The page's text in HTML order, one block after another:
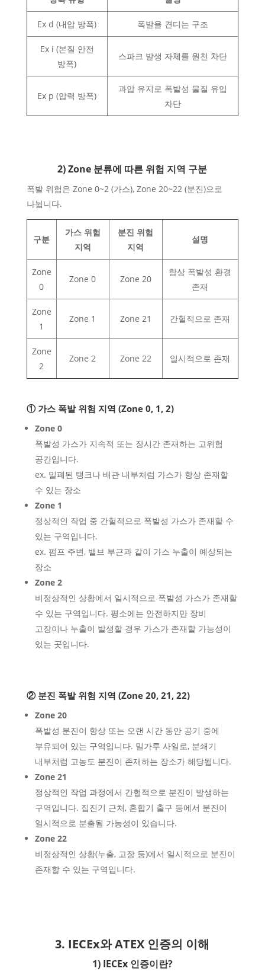
Ex d (내압 방폭) 폭발을 견디는 구조
Ex i (본질 안전
방폭)
스파크 발생 자체를 원천 차단
Ex p (압력 방폭)
과압 유지로 폭발성 물질 유입
차단
2) Zone 분류에 따른 위험 지역 구분
폭발 위험은 Zone 0~2 (가스), Zone 20~22 (분진)으로
나뉩니다.
구분
가스 위험
지역
분진 위험
지역
설명
Zone
0
Zone 0 Zone 20
항상 폭발성 환경
존재
Zone
1
Zone 1 Zone 21 간헐적으로 존재
Zone
2
Zone 2 Zone 22 일시적으로 존재
① 가스 폭발 위험 지역 (Zone 0, 1, 2)
Zone 0
폭발성 가스가 지속적 또는 장시간 존재하는 고위험
공간입니다.
ex. 밀폐된 탱크나 배관 내부처럼 가스가 항상 존재할
수 있는 장소
Zone 1
정상적인 작업 중 간헐적으로 폭발성 가스가 존재할 수
있는 구역입니다.
ex. 펌프 주변, 밸브 부근과 같이 가스 누출이 예상되는
장소
Zone 2
비정상적인 상황에서 일시적으로 폭발성 가스가 존재할
수 있는 구역입니다. 평소에는 안전하지만 장비
고장이나 누출이 발생할 경우 가스가 존재할 가능성이
있는 곳입니다.
② 분진 폭발 위험 지역 (Zone 20, 21, 22)
Zone 20
폭발성 분진이 항상 또는 오랜 시간 동안 공기 중에
부유되어 있는 구역입니다. 밀가루 사일로, 분쇄기
내부처럼 고농도 분진이 존재하는 장소가 해당됩니다.
Zone 21
정상적인 작업 과정에서 간헐적으로 분진이 발생하는
구역입니다. 집진기 근처, 혼합기 출구 등에서 분진이
일시적으로 분출될 가능성이 있습니다.
Zone 22
비정상적인 상황(누출, 고장 등)에서 일시적으로 분진이
존재할 수 있는 구역입니다.
3. IECEx와 ATEX 인증의 이해
1) IECEx 인증이란?